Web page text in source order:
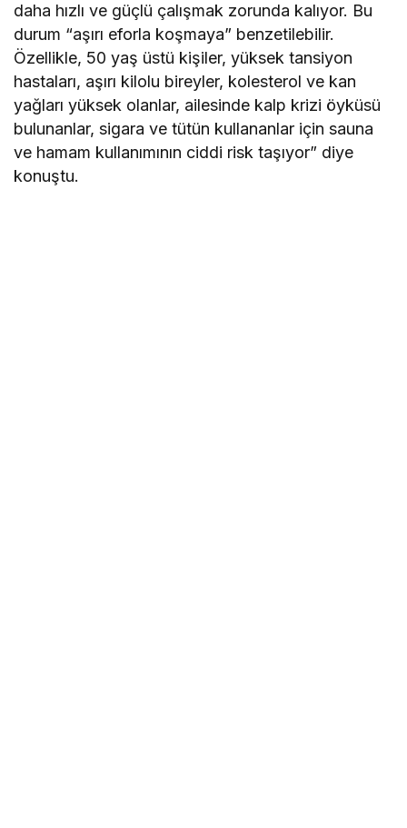
daha hızlı ve güçlü çalışmak zorunda kalıyor. Bu
durum “aşırı eforla koşmaya” benzetilebilir.
Özellikle, 50 yaş üstü kişiler, yüksek tansiyon
hastaları, aşırı kilolu bireyler, kolesterol ve kan
yağları yüksek olanlar, ailesinde kalp krizi öyküsü
bulunanlar, sigara ve tütün kullananlar için sauna
ve hamam kullanımının ciddi risk taşıyor” diye
konuştu.